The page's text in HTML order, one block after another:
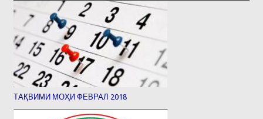
ТАҚВИМИ МОҲИ ФЕВРАЛ 2018